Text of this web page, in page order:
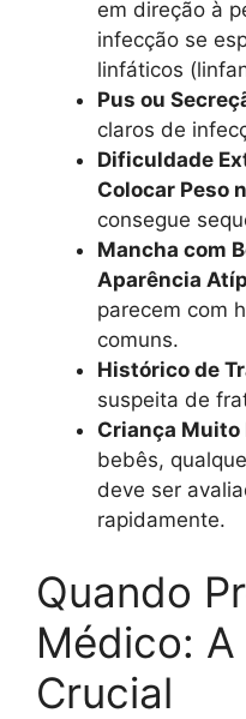
em direção à
infecção se
linfáticos
Pus ou
claros de
Dificuldade
Colocar Peso
consegue
Mancha com
Aparência
parecem com
comuns.
Histórico de
suspeita de
Criança Muito
bebês,
deve ser
rapidamente.
Quando
Médico:
Crucial